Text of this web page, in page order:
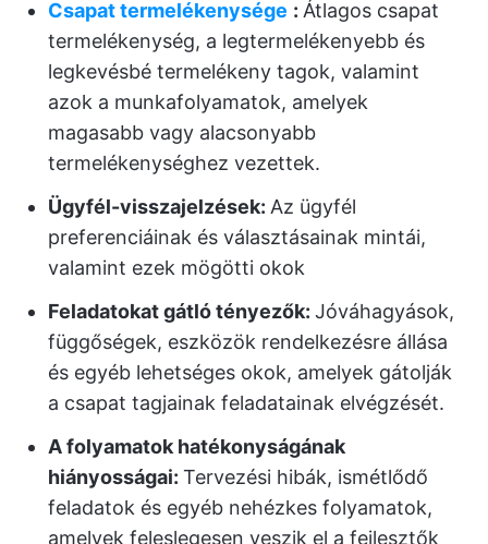
Csapat termelékenysége : Átlagos csapat
termelékenység, a legtermelékenyebb és
legkevésbé termelékeny tagok, valamint
azok a munkafolyamatok, amelyek
magasabb vagy alacsonyabb
termelékenységhez vezettek.
Ügyfél-visszajelzések: Az ügyfél
preferenciáinak és választásainak mintái,
valamint ezek mögötti okok
Feladatokat gátló tényezők: Jóváhagyások,
függőségek, eszközök rendelkezésre állása
és egyéb lehetséges okok, amelyek gátolják
a csapat tagjainak feladatainak elvégzését.
A folyamatok hatékonyságának
hiányosságai: Tervezési hibák, ismétlődő
feladatok és egyéb nehézkes folyamatok,
amelyek feleslegesen veszik el a fejlesztők